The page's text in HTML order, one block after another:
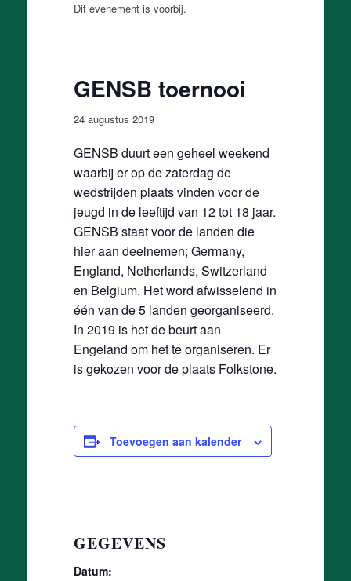
Dit evenement is voorbij.
GENSB toernooi
24 augustus 2019
GENSB duurt een geheel weekend
waarbij er op de zaterdag de
wedstrijden plaats vinden voor de
jeugd in de leeftijd van 12 tot 18 jaar.
GENSB staat voor de landen die
hier aan deelnemen; Germany,
England, Netherlands, Switzerland
en Belgium. Het word afwisselend in
één van de 5 landen georganiseerd.
In 2019 is het de beurt aan
Engeland om het te organiseren. Er
is gekozen voor de plaats Folkstone.
Toevoegen aan kalender
GEGEVENS
Datum: